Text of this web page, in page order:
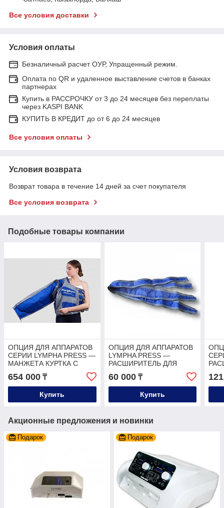
Все условия доставки
Условия оплаты
Безналичный расчет ОУР, Упращенный режим.
Оплата по QR и удаленное выставление счетов в банках
партнерах
Купить в РАССРОЧКУ от 3 до 24 месяцев без переплаты
через KASPI BANK
КУПИТЬ В КРЕДИТ до от 6 до 24 месяцев
Все условия оплаты
Условия возврата
Возврат товара в течение 14 дней за счет покупателя
Все условия возврата
Подобные товары компании
ОПЦИЯ ДЛЯ АППАРАТОВ
СЕРИИ LYMPHA PRESS —
МАНЖЕТА КУРТКА С
ТЕЛО
654 000 ₸
Купить
ОПЦИЯ ДЛЯ АППАРАТОВ
LYMPHA PRESS —
РАСШИРИТЕЛЬ ДЛЯ
МАНЖЕТЫ НА РУКУ, НА
НОГУ (1ШТ)
60 000₸
Купить
Акционные предложения и новинки
Подарок Подарок